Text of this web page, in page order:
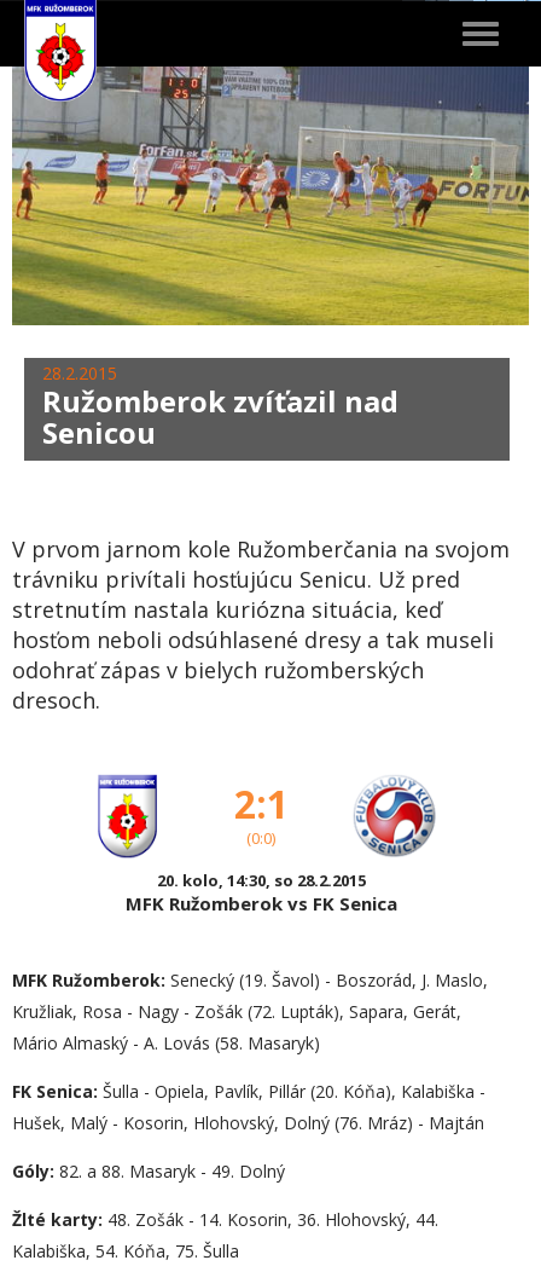
Toggle
28.2.2015
Ružomberok zvíťazil nad
Senicou
V prvom jarnom kole Ružomberčania na svojom
trávniku privítali hosťujúcu Senicu. Už pred
stretnutím nastala kuriózna situácia, keď
hosťom neboli odsúhlasené dresy a tak museli
odohrať zápas v bielych ružomberských
dresoch.
2:1
(0:0)
20. kolo, 14:30, so 28.2.2015
MFK Ružomberok vs FK Senica
MFK Ružomberok: Senecký (19. Šavol) - Boszorád, J. Maslo,
Kružliak, Rosa - Nagy - Zošák (72. Lupták), Sapara, Gerát,
Mário Almaský - A. Lovás (58. Masaryk)
FK Senica: Šulla - Opiela, Pavlík, Pillár (20. Kóňa), Kalabiška -
Hušek, Malý - Kosorin, Hlohovský, Dolný (76. Mráz) - Majtán
Góly: 82. a 88. Masaryk - 49. Dolný
Žlté karty: 48. Zošák - 14. Kosorin, 36. Hlohovský, 44.
Kalabiška, 54. Kóňa, 75. Šulla